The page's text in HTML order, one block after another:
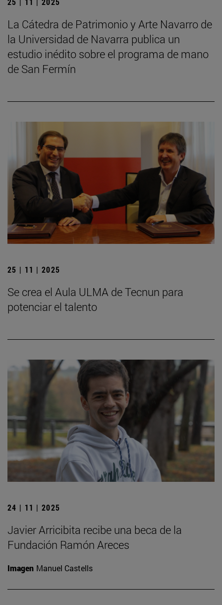
La Cátedra de Patrimonio y Arte Navarro de
la Universidad de Navarra publica un
estudio inédito sobre el programa de mano
de San Fermín
25 | 11 | 2025
Se crea el Aula ULMA de Tecnun para
potenciar el talento
24 | 11 | 2025
Javier Arricibita recibe una beca de la
Fundación Ramón Areces
Imagen Manuel Castells